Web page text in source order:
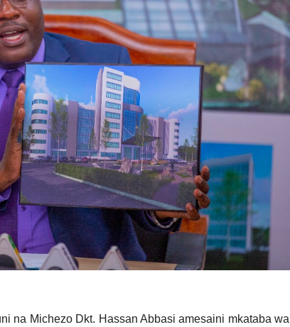
na Michezo Dkt. Hassan Abbasi amesaini mkataba wa